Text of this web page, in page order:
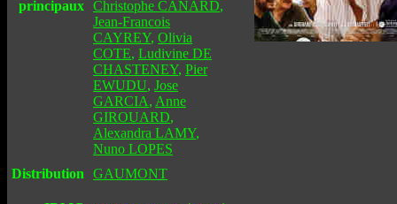
principaux Christophe CANARD,
Jean-Francois
CAYREY, Olivia
COTE, Ludivine DE
CHASTENEY, Pier
EWUDU, Jose
GARCIA, Anne
GIROUARD,
Alexandra LAMY,
Nuno LOPES
Distribution
GAUMONT